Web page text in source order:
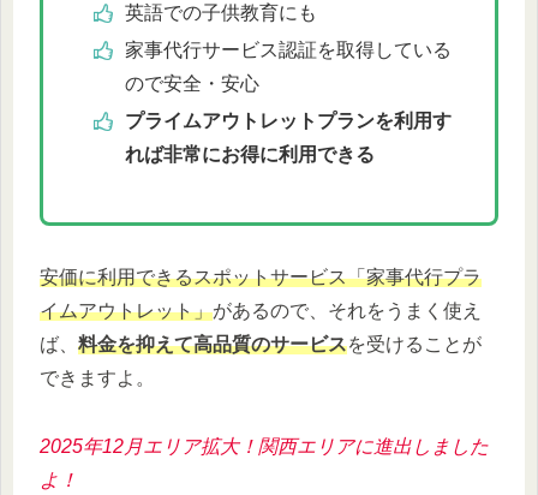
英語での子供教育にも
家事代行サービス認証を取得している
ので安全・安心
プライムアウトレットプランを利用す
れば非常にお得に利用できる
安価に利用できるスポットサービス「家事代行プラ
イムアウトレット」があるので、それをうまく使え
ば、 料金を抑えて高品質のサービスを受けることが
できますよ。
2025年12月エリア拡大！関西エリアに進出しました
よ！